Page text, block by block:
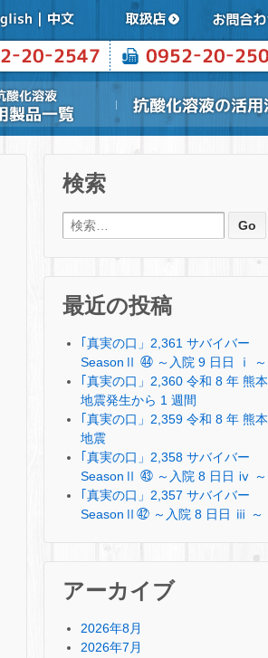
検索
検索:
最近の投稿
｢真実の口」2,361 サバイバー
SeasonⅡ ㊹ ～入院 9 日日 ⅰ ～
｢真実の口」2,360 令和 8 年 熊本
地震発生から 1 週間
｢真実の口」2,359 令和 8 年 熊本
地震
｢真実の口」2,358 サバイバー
SeasonⅡ ㊸ ～入院 8 日日 ⅳ ～
｢真実の口」2,357 サバイバー
SeasonⅡ㊷ ～入院 8 日日 ⅲ ～
アーカイブ
2026年8月
2026年7月